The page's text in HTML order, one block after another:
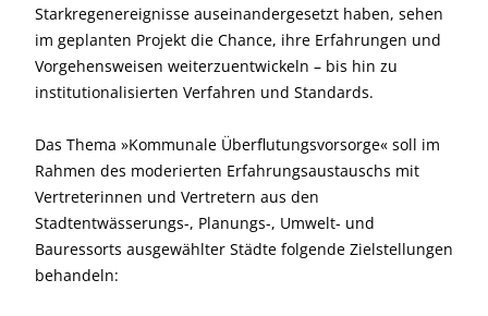
Starkregenereignisse auseinandergesetzt haben, sehen
im geplanten Projekt die Chance, ihre Erfahrungen und
Vorgehensweisen weiterzuentwickeln – bis hin zu
institutionalisierten Verfahren und Standards.
Das Thema »Kommunale Überflutungsvorsorge« soll im
Rahmen des moderierten Erfahrungsaustauschs mit
Vertreterinnen und Vertretern aus den
Stadtentwässerungs-, Planungs-, Umwelt- und
Bauressorts ausgewählter Städte folgende Zielstellungen
behandeln: